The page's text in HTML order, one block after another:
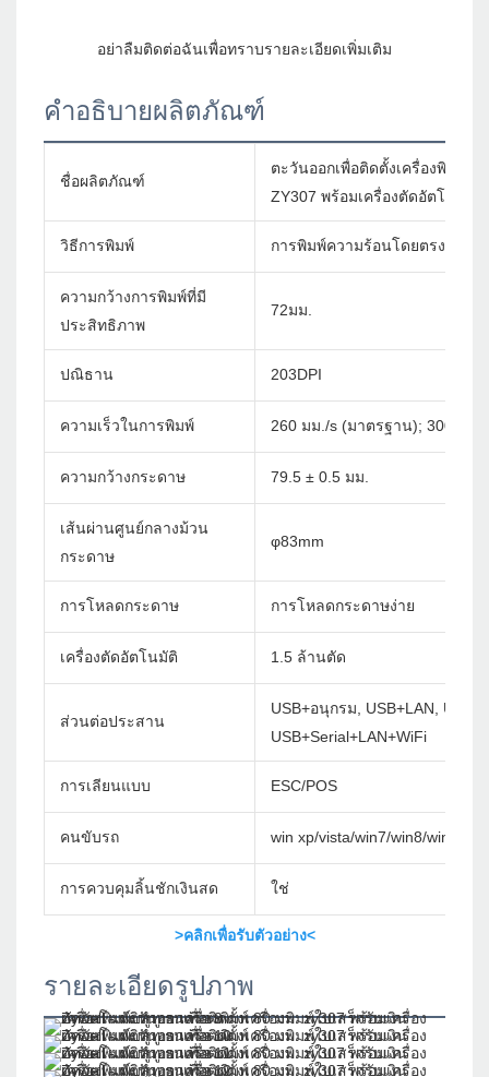
คำอธิบายผลิตภัณฑ์
ชื่อผลิตภัณฑ์
ตะวันออกเพื่อติดตั้งเครื่องพิมพ์ใ
ZY307 พร้อมเครื่องตัดอัตโนมัติท
วิธีการพิมพ์ การพิมพ์ความร้อนโดยตรง
ความกว้างการพิมพ์ที่มี
ประสิทธิภาพ
72มม.
ปณิธาน 203DPI
ความเร็วในการพิมพ์ 260 มม./s (มาตรฐาน); 300 มม./
ความกว้างกระดาษ 79.5 ± 0.5 มม.
เส้นผ่านศูนย์กลางม้วน
กระดาษ
φ83mm
การโหลดกระดาษ การโหลดกระดาษง่าย
เครื่องตัดอัตโนมัติ 1.5 ล้านตัด
ส่วนต่อประสาน
USB+อนุกรม, USB+LAN,
USB+Serial+LAN+WiFi
การเลียนแบบ ESC/POS
คนขับรถ win xp/vista/win7/win8/win10/
การควบคุมลิ้นชักเงินสด ใช่
>คลิกเพื่อรับตัวอย่าง<
รายละเอียดรูปภาพ